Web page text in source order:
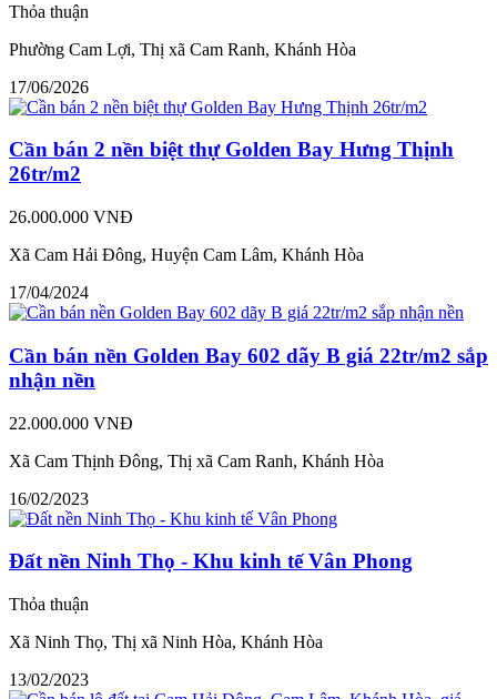
Thỏa thuận
Phường Cam Lợi, Thị xã Cam Ranh, Khánh Hòa
17/06/2026
Cần bán 2 nền biệt thự Golden Bay Hưng Thịnh
26tr/m2
26.000.000 VNĐ
Xã Cam Hải Đông, Huyện Cam Lâm, Khánh Hòa
17/04/2024
Cần bán nền Golden Bay 602 dãy B giá 22tr/m2 sắp
nhận nền
22.000.000 VNĐ
Xã Cam Thịnh Đông, Thị xã Cam Ranh, Khánh Hòa
16/02/2023
Đất nền Ninh Thọ - Khu kinh tế Vân Phong
Thỏa thuận
Xã Ninh Thọ, Thị xã Ninh Hòa, Khánh Hòa
13/02/2023